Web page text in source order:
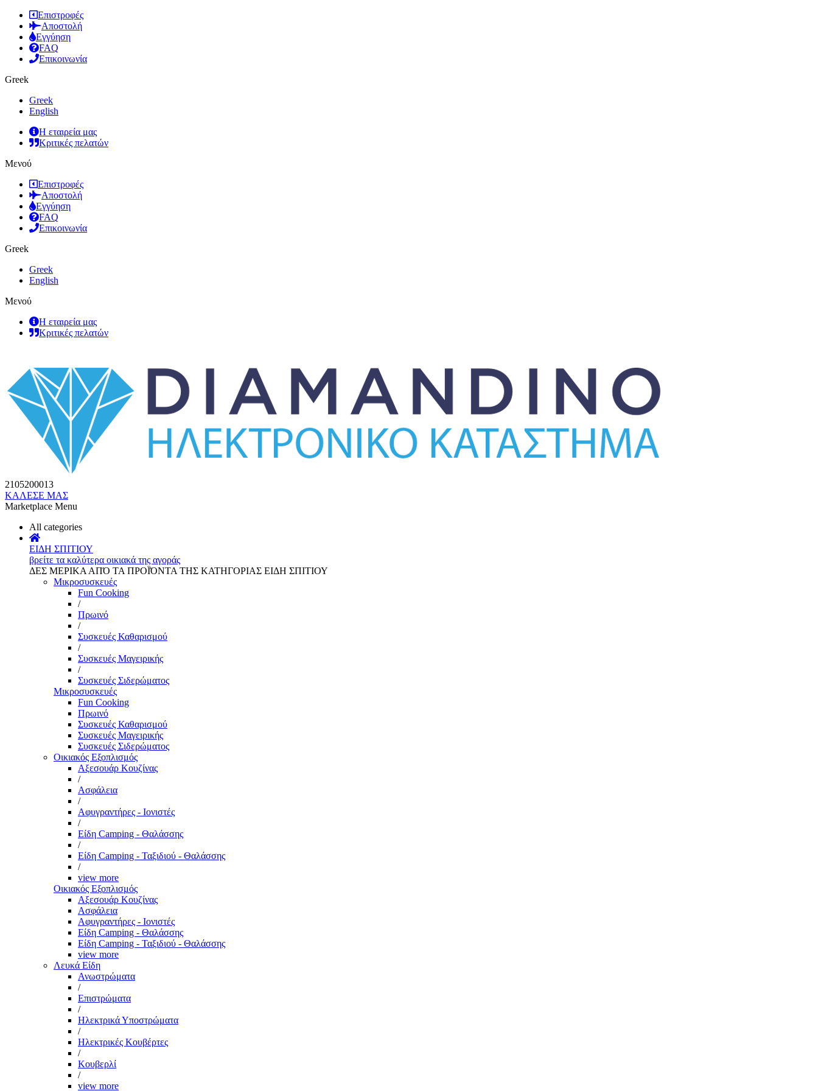
Επιστροφές
Αποστολή
Εγγύηση
FAQ
Επικοινωνία
Greek
Greek
English
Η εταιρεία μας
Κριτικές πελατών
Μενού
Επιστροφές
Αποστολή
Εγγύηση
FAQ
Επικοινωνία
Greek
Greek
English
Μενού
Η εταιρεία μας
Κριτικές πελατών
2105200013
ΚΑΛΕΣΕ ΜΑΣ
Marketplace Menu
All categories
ΕΙΔΗ ΣΠΙΤΙΟΥ
βρείτε τα καλύτερα οικιακά της αγοράς
ΔΕΣ ΜΕΡΙΚΑ ΑΠΌ ΤΑ ΠΡΟΪΌΝΤΑ ΤΗΣ ΚΑΤΗΓΟΡΙΑΣ ΕΙΔΗ ΣΠΙΤΙΟΥ
Μικροσυσκευές
Fun Cooking
/
Πρωινό
/
Συσκευές Καθαρισμού
/
Συσκευές Μαγειρικής
/
Συσκευές Σιδερώματος
Μικροσυσκευές
Fun Cooking
Πρωινό
Συσκευές Καθαρισμού
Συσκευές Μαγειρικής
Συσκευές Σιδερώματος
Οικιακός Εξοπλισμός
Αξεσουάρ Κουζίνας
/
Ασφάλεια
/
Αφυγραντήρες - Ιονιστές
/
Είδη Camping - Θαλάσσης
/
Είδη Camping - Ταξιδιού - Θαλάσσης
/
view more
Οικιακός Εξοπλισμός
Αξεσουάρ Κουζίνας
Ασφάλεια
Αφυγραντήρες - Ιονιστές
Είδη Camping - Θαλάσσης
Είδη Camping - Ταξιδιού - Θαλάσσης
view more
Λευκά Είδη
Ανωστρώματα
/
Επιστρώματα
/
Ηλεκτρικά Υποστρώματα
/
Ηλεκτρικές Κουβέρτες
/
Κουβερλί
/
view more